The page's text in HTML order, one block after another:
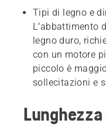
Tipi di legno e
L’abbattimento
legno duro,
con un motore
piccolo è
sollecitazioni e
Lunghezza